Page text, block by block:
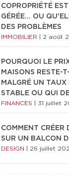
COPROPRIÉTÉ
GÉRÉE… OU
DES PROBLÈMES
IMMOBILIER 2 août
POURQUOI LE
MAISONS RESTE-
MALGRÉ UN TAUX
STABLE OU QUI
FINANCES 31 juillet
COMMENT CRÉER
SUR UN BALCON
DESIGN 26 juillet